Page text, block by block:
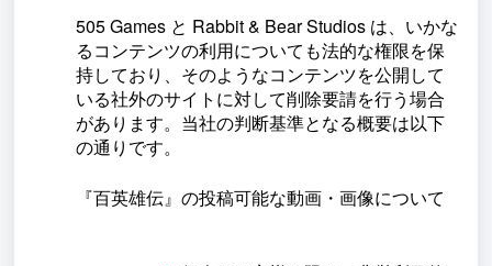
505 Games と Rabbit & Bear Studios は、いかな
るコンテンツの利用についても法的な権限を保
持しており、そのようなコンテンツを公開して
いる社外のサイトに対して削除要請を行う場合
があります。当社の判断基準となる概要は以下
の通りです。
『百英雄伝』の投稿可能な動画・画像について